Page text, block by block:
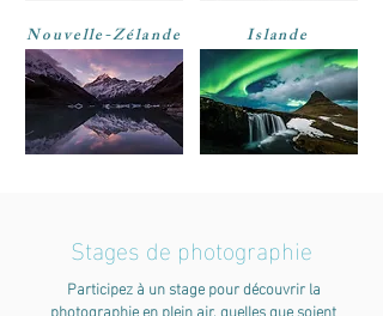
Nouvelle-Zélande Islande
Stages de photographie
Participez à un stage pour découvrir la
photographie en plein air, quelles que soient